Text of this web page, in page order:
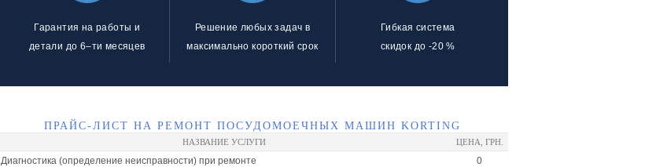
Гарантия на работы и
детали до 6–ти месяцев
Решение любых задач в
максимально короткий срок
Гибкая система
скидок до -20 %
ПРАЙС-ЛИСТ НА РЕМОНТ ПОСУДОМОЕЧНЫХ МАШИН KORTING
НАЗВАНИЕ УСЛУГИ ЦЕНА, ГРН.
Диагностика (определение неисправности) при ремонте
0